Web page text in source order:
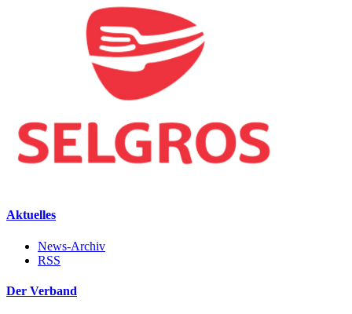
Aktuelles
News-Archiv
RSS
Der Verband